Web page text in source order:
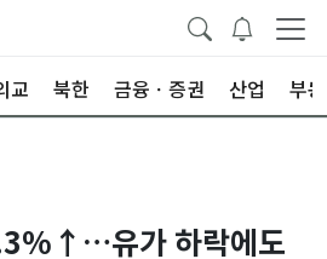
교 북한 금융ㆍ증권 산업 부
유가 하락에도